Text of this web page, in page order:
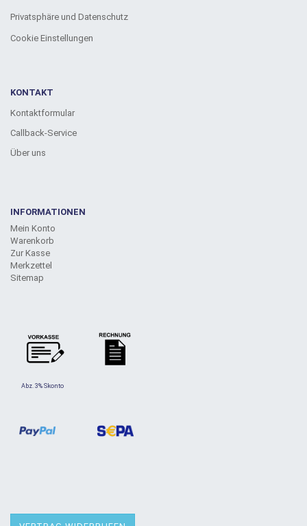
Privatsphäre und Datenschutz
Cookie Einstellungen
KONTAKT
Kontaktformular
Callback-Service
Über uns
INFORMATIONEN
Mein Konto
Warenkorb
Zur Kasse
Merkzettel
Sitemap
Abz. 3% Skonto